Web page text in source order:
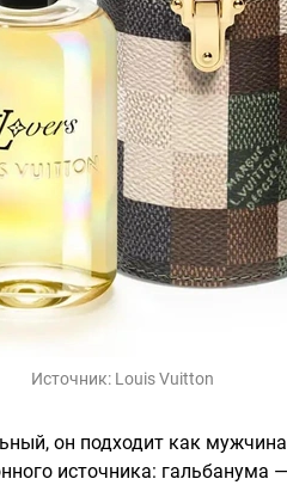
Источник: Louis Vuitton
он подходит как
источника: гальбанума